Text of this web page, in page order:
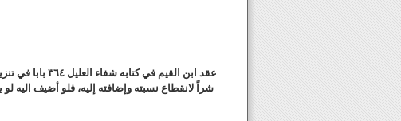
عقد ابن
شراً لانقطاع نسبته وإضافته إليه، فلو أضيف اليه